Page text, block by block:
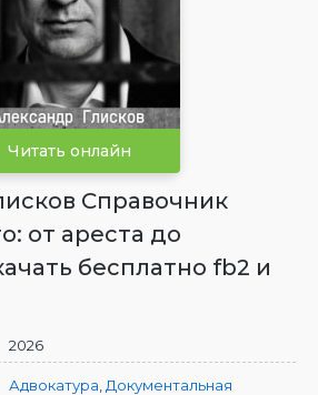
Читать онлайн
Справочник
от ареста до
бесплатно fb2 и
2026
Адвокатура Документальная